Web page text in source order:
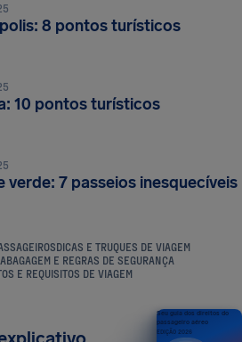
8 pontos turísticos
10 pontos turísticos
verde: 7 passeios inesquecíveis
DICAS E TRUQUES DE VIAGEM
BAGAGEM E REGRAS DE SEGURANÇA
E REQUISITOS DE VIAGEM
Seu guia dos direitos do
passageiro aéreo
EDIÇÃO 2026